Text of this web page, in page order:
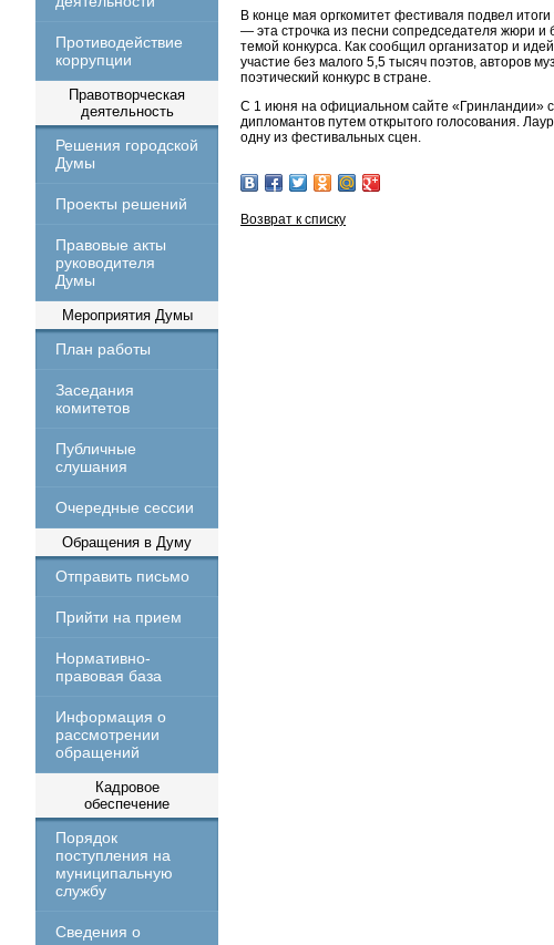
Противодействие
коррупции
Правотворческая
деятельность
Решения городской
Думы
Проекты решений
Правовые акты
руководителя
Думы
Мероприятия Думы
План работы
Заседания
комитетов
Публичные
слушания
Очередные сессии
Обращения в Думу
Отправить письмо
Прийти на прием
Нормативно-
правовая база
Информация о
рассмотрении
обращений
Кадровое
обеспечение
Порядок
поступления на
муниципальную
службу
Сведения о
В конце мая оргкомитет фестиваля подвел
— эта строчка из песни сопредседателя жюри
темой конкурса. Как сообщил организатор и
участие без малого 5,5 тысяч поэтов, авторов
поэтический конкурс в стране.
С 1 июня на официальном сайте «Гринландии»
дипломантов путем открытого голосования.
одну из фестивальных сцен.
Возврат к списку